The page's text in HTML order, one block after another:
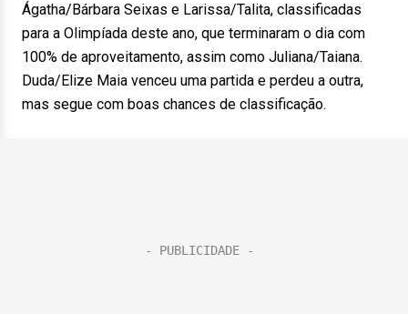
Ágatha/Bárbara Seixas e Larissa/Talita, classificadas
para a Olimpíada deste ano, que terminaram o dia com
100% de aproveitamento, assim como Juliana/Taiana.
Duda/Elize Maia venceu uma partida e perdeu a outra,
mas segue com boas chances de classificação.